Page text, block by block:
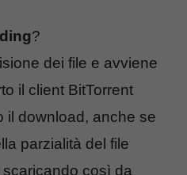
?
dei file e avviene
il client BitTorrent
il download, anche se
parzialità del file
così da